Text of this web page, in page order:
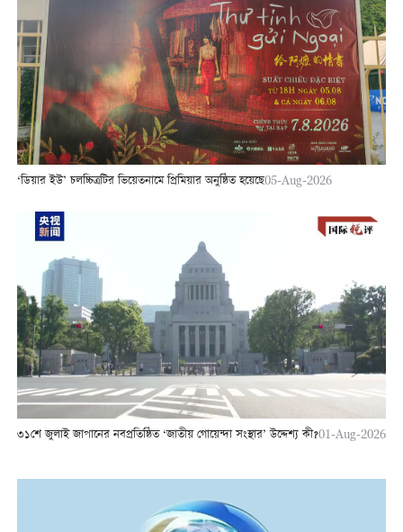
‘ডিয়ার ইউ’ চলচ্চিত্রটির ভিয়েতনামে প্রিমিয়ার অনুষ্ঠিত হয়েছে05-Aug-2026
৩১শে জুলাই জাপানের নবপ্রতিষ্ঠিত ‘জাতীয় গোয়েন্দা সংস্থার’ উদ্দেশ্য কী?01-Aug-2026